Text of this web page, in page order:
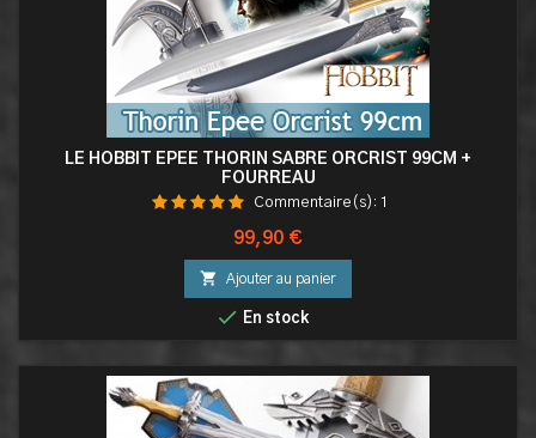
LE HOBBIT EPEE THORIN SABRE ORCRIST 99CM +
FOURREAU
Commentaire(s): 1
Prix
99,90 €
 Ajouter au panier
 En stock